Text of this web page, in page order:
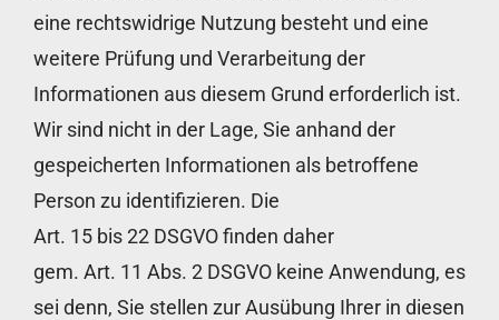
eine rechtswidrige Nutzung besteht und eine
weitere Prüfung und Verarbeitung der
Informationen aus diesem Grund erforderlich ist.
Wir sind nicht in der Lage, Sie anhand der
gespeicherten Informationen als betroffene
Person zu identifizieren. Die
Art. 15 bis 22 DSGVO finden daher
gem. Art. 11 Abs. 2 DSGVO keine Anwendung, es
sei denn, Sie stellen zur Ausübung Ihrer in diesen